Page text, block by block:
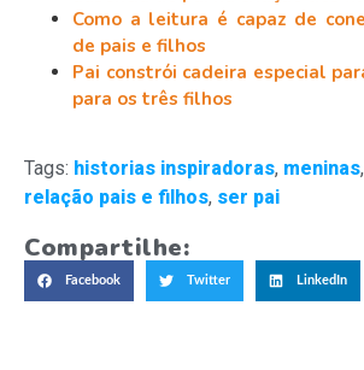
Como a leitura é capaz de
de pais e filhos
Pai constrói cadeira especial
para os três filhos
Tags: historias inspiradoras, meninas,
relação pais e filhos, ser pai
Compartilhe:
Facebook Twitter LinkedIn